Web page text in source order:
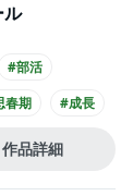
ル
#部活
春期
#成長
作品詳細